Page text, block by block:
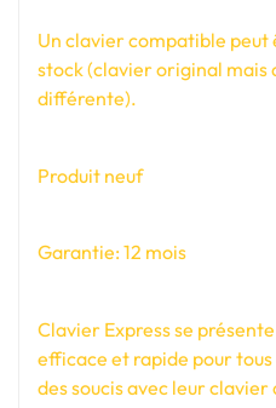
Un clavier compatible
stock (clavier original mais
différente).
Produit neuf
Garantie: 12 mois
Clavier Express se
efficace et rapide pour
des soucis avec leur